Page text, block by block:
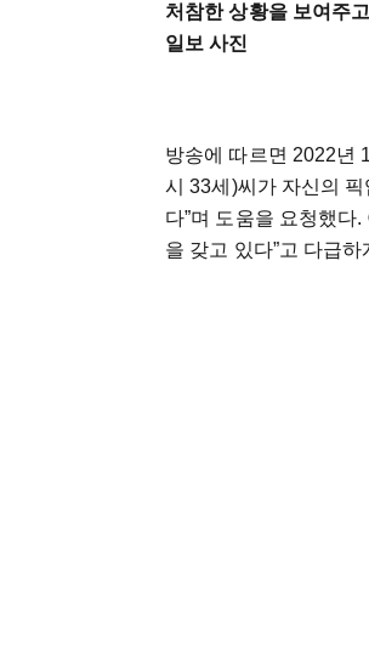
처참한 상황을 보여주
일보 사진
방송에 따르면 2022년
시 33세)씨가 자신의
다”며 도움을 요청했다
을 갖고 있다”고 다급하